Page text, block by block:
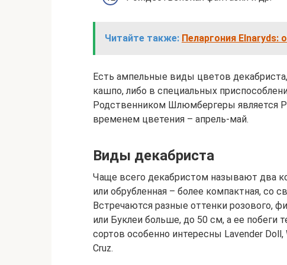
Читайте также: Пеларгония Elnaryds:
Есть ампельные виды цветов
кашпо, либо в специальных
Родственником Шлюмбергеры является
временем цветения – апрель-май.
Виды декабриста
Чаще всего декабристом называют два
или обрубленная – более компактная, со
Встречаются разные оттенки розового,
или Буклеи больше, до 50 см, а ее
сортов особенно интересны Lavender Doll,
Cruz.